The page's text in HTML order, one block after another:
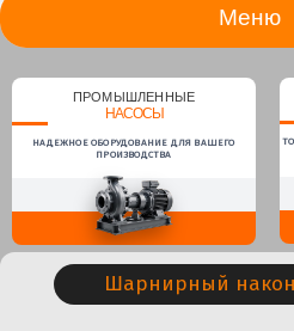
Меню
ПРОМЫШЛЕННЫЕ
НАСОСЫ
НАДЕЖНОЕ ОБОРУДОВАНИЕ ДЛЯ ВАШЕГО
ПРОИЗВОДСТВА
Шарнирный